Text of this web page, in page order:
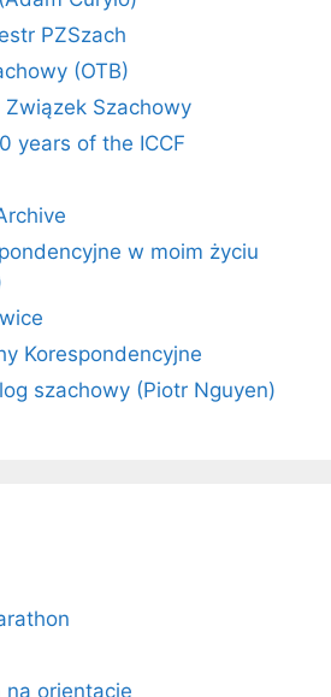
PZSzach
(OTB)
Związek Szachowy
years of the ICCF
w moim życiu
Korespondencyjne
szachowy (Piotr Nguyen)
na orientację